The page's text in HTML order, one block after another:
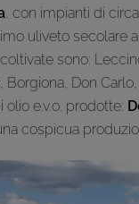
, con impianti di
uliveto secolare
sono:
Borgiona, Don Carlo,
e.v.o. prodotte:
cospicua